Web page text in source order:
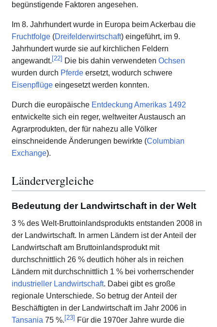
begünstigende Faktoren angesehen.
Im 8. Jahrhundert wurde in Europa beim Ackerbau die
Fruchtfolge (Dreifelderwirtschaft) eingeführt, im 9.
Jahrhundert wurde sie auf kirchlichen Feldern
angewandt. [22] Die bis dahin verwendeten Ochsen
wurden durch Pferde ersetzt, wodurch schwere
Eisenpflüge eingesetzt werden konnten.
Durch die europäische Entdeckung Amerikas 1492
entwickelte sich ein reger, weltweiter Austausch an
Agrarprodukten, der für nahezu alle Völker
einschneidende Änderungen bewirkte (Columbian
Exchange).
Ländervergleiche
Bedeutung der Landwirtschaft in der Welt
3 % des Welt-Bruttoinlandsprodukts entstanden 2008 in
der Landwirtschaft. In armen Ländern ist der Anteil der
Landwirtschaft am Bruttoinlandsprodukt mit
durchschnittlich 26 % deutlich höher als in reichen
Ländern mit durchschnittlich 1 % bei vorherrschender
industrieller Landwirtschaft. Dabei gibt es große
regionale Unterschiede. So betrug der Anteil der
Beschäftigten in der Landwirtschaft im Jahr 2006 in
Tansania 75 %.[23] Für die 1970er Jahre wurde die